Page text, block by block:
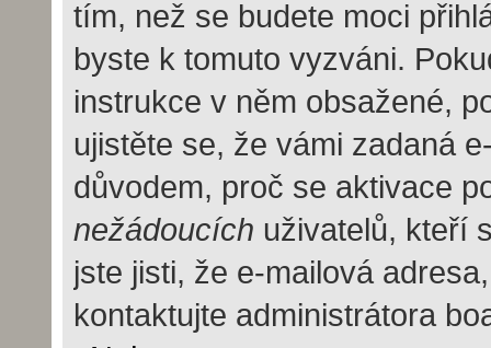
tím, než se budete moci
byste k tomuto vyzváni.
instrukce v něm obsažené,
ujistěte se, že vámi zadaná
důvodem, proč se aktivace
nežádoucích uživatelů, kteří
jste jisti, že e-mailová
kontaktujte administrátora